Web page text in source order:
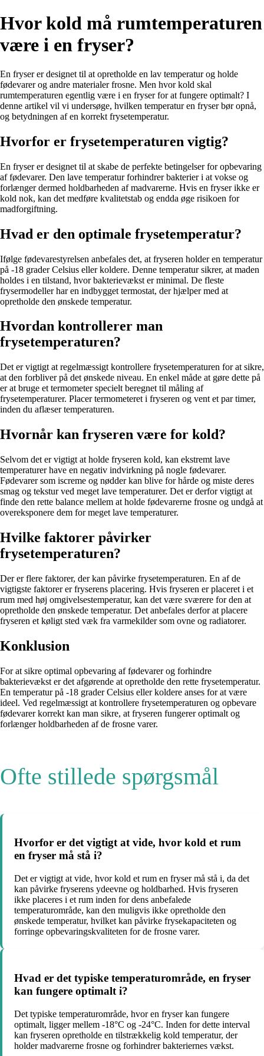
Hvor kold må rumtemperaturen
være i en fryser?
En fryser er designet til at opretholde en lav temperatur og holde
fødevarer og andre materialer frosne. Men hvor kold skal
rumtemperaturen egentlig være i en fryser for at fungere optimalt? I
denne artikel vil vi undersøge, hvilken temperatur en fryser bør opnå,
og betydningen af en korrekt frysetemperatur.
Hvorfor er frysetemperaturen vigtig?
En fryser er designet til at skabe de perfekte betingelser for opbevaring
af fødevarer. Den lave temperatur forhindrer bakterier i at vokse og
forlænger dermed holdbarheden af madvarerne. Hvis en fryser ikke er
kold nok, kan det medføre kvalitetstab og endda øge risikoen for
madforgiftning.
Hvad er den optimale frysetemperatur?
Ifølge fødevarestyrelsen anbefales det, at fryseren holder en temperatur
på -18 grader Celsius eller koldere. Denne temperatur sikrer, at maden
holdes i en tilstand, hvor bakterievækst er minimal. De fleste
frysermodeller har en indbygget termostat, der hjælper med at
opretholde den ønskede temperatur.
Hvordan kontrollerer man
frysetemperaturen?
Det er vigtigt at regelmæssigt kontrollere frysetemperaturen for at sikre,
at den forbliver på det ønskede niveau. En enkel måde at gøre dette på
er at bruge et termometer specielt beregnet til måling af
frysetemperaturer. Placer termometeret i fryseren og vent et par timer,
inden du aflæser temperaturen.
Hvornår kan fryseren være for kold?
Selvom det er vigtigt at holde fryseren kold, kan ekstremt lave
temperaturer have en negativ indvirkning på nogle fødevarer.
Fødevarer som iscreme og nødder kan blive for hårde og miste deres
smag og tekstur ved meget lave temperaturer. Det er derfor vigtigt at
finde den rette balance mellem at holde fødevarerne frosne og undgå at
overeksponere dem for meget lave temperaturer.
Hvilke faktorer påvirker
frysetemperaturen?
Der er flere faktorer, der kan påvirke frysetemperaturen. En af de
vigtigste faktorer er fryserens placering. Hvis fryseren er placeret i et
rum med høj omgivelsestemperatur, kan det være sværere for den at
opretholde den ønskede temperatur. Det anbefales derfor at placere
fryseren et køligt sted væk fra varmekilder som ovne og radiatorer.
Konklusion
For at sikre optimal opbevaring af fødevarer og forhindre
bakterievækst er det afgørende at opretholde den rette frysetemperatur.
En temperatur på -18 grader Celsius eller koldere anses for at være
ideel. Ved regelmæssigt at kontrollere frysetemperaturen og opbevare
fødevarer korrekt kan man sikre, at fryseren fungerer optimalt og
forlænger holdbarheden af de frosne varer.
Ofte stillede spørgsmål
Hvorfor er det vigtigt at vide, hvor kold et rum
en fryser må stå i?
Det er vigtigt at vide, hvor kold et rum en fryser må stå i, da det
kan påvirke fryserens ydeevne og holdbarhed. Hvis fryseren
ikke placeres i et rum inden for dens anbefalede
temperaturområde, kan den muligvis ikke opretholde den
ønskede temperatur, hvilket kan påvirke frysekapaciteten og
forringe opbevaringskvaliteten for de frosne varer.
Hvad er det typiske temperaturområde, en fryser
kan fungere optimalt i?
Det typiske temperaturområde, hvor en fryser kan fungere
optimalt, ligger mellem -18°C og -24°C. Inden for dette interval
kan fryseren opretholde en tilstrækkelig kold temperatur, der
holder madvarerne frosne og forhindrer bakteriernes vækst.